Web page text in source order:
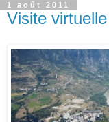
1 août 2011
Visite